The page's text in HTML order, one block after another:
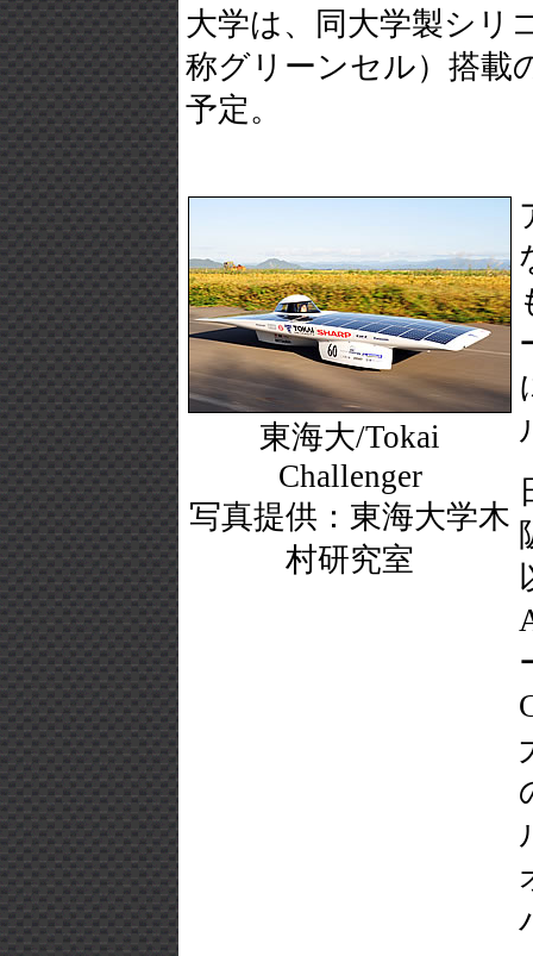
大学は、同大学製シリ
称グリーンセル）搭載
予定。
東海大/Tokai
Challenger
写真提供：東海大学木
村研究室